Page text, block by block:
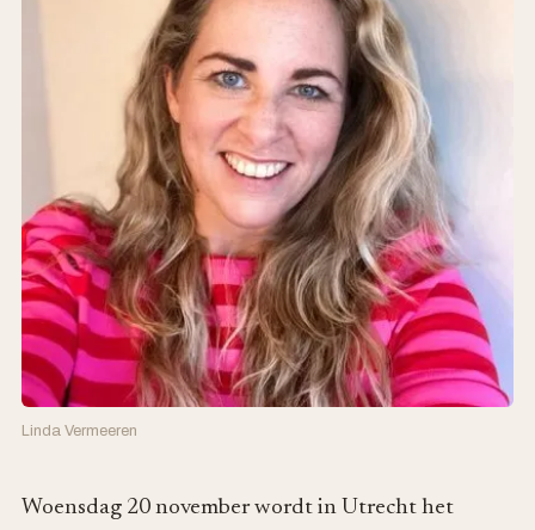
Linda Vermeeren
Woensdag 20 november wordt in Utrecht het